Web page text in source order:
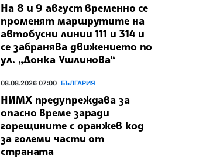
На 8 и 9 август временно се
променят маршрутите на
автобусни линии 111 и 314 и
се забранява движението по
ул. „Донка Ушлинова“
08.08.2026 07:00 БЪЛГАРИЯ
НИМХ предупреждава за
опасно време заради
горещините с оранжев код
за големи части от
страната